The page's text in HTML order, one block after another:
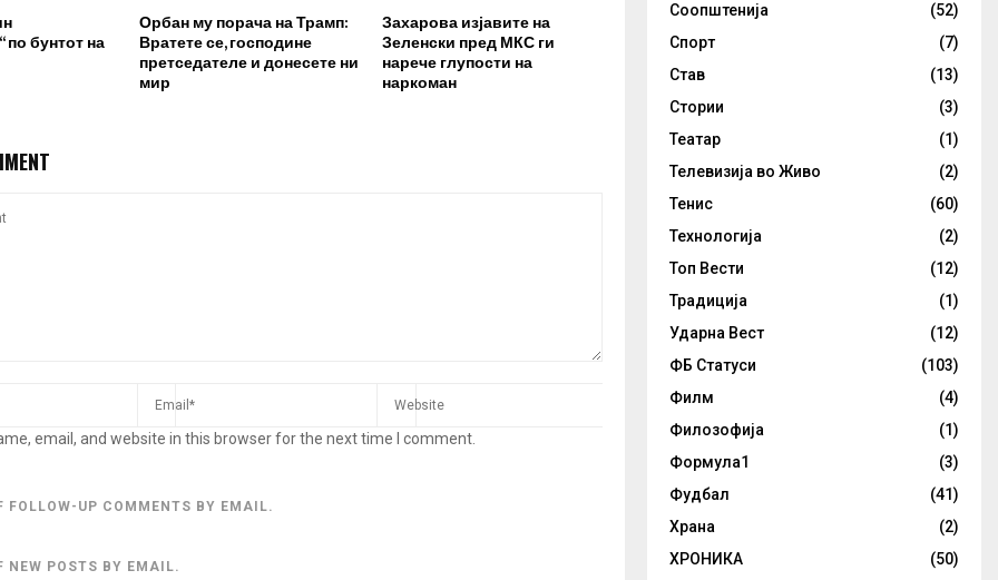
по бунтот на
Орбан му порача на Трамп:
Вратете се, господине
претседателе и донесете ни
мир
Захарова изјавите на
Зеленски пред МКС ги
нарече глупости на
наркоман
email, and website in this browser for the next time I comment.
FOLLOW-UP COMMENTS BY EMAIL.
NEW POSTS BY EMAIL.
Соопштенија
(52)
Спорт
(7)
Став
(13)
Стории
(3)
Театар
(1)
Телевизија во Живо
(2)
Тенис
(60)
Технологија
(2)
Топ Вести
(12)
Традиција
(1)
Ударна Вест
(12)
ФБ Статуси
(103)
Филм
(4)
Филозофија
(1)
Формула1
(3)
Фудбал
(41)
Храна
(2)
ХРОНИКА
(50)